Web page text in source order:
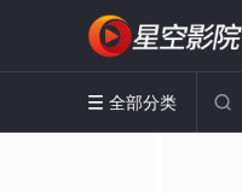
 全部分类 